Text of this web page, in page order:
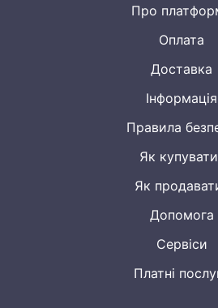
Про
Оплата
Доставка
Інформація
Правила
Як
Як
Допомога
Сервіси
Платні